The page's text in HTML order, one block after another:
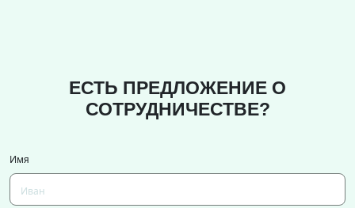
ЕСТЬ ПРЕДЛОЖЕНИЕ О
СОТРУДНИЧЕСТВЕ?
Имя